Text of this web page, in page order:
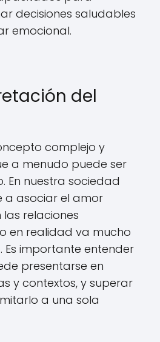
decisiones saludables
emocional.
del
complejo y
a menudo puede ser
En nuestra sociedad
a asociar el amor
relaciones
en realidad va mucho
Es importante entender
presentarse en
y contextos, y superar
a una sola